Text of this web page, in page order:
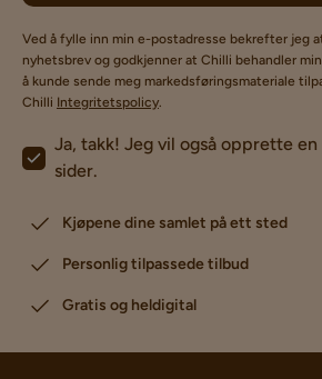
Ved å fylle inn min e-postadresse bekrefter jeg
nyhetsbrev og godkjenner at Chilli behandler
å kunde sende meg markedsføringsmateriale
Chilli Integritetspolicy.
Ja, takk! Jeg vil også opprette
sider.
Kjøpene dine samlet på ett sted
Personlig tilpassede tilbud
Gratis og heldigital